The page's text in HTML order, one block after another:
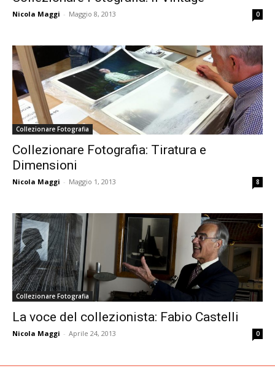
Nicola Maggi - Maggio 8, 2013 0
Collezionare Fotografia
Collezionare Fotografia: Tiratura e
Dimensioni
Nicola Maggi - Maggio 1, 2013 8
Collezionare Fotografia
La voce del collezionista: Fabio Castelli
Nicola Maggi - Aprile 24, 2013 0